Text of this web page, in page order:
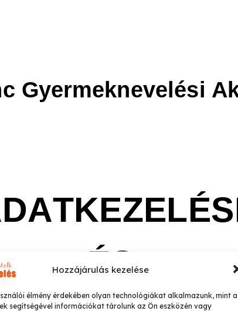
Hozzájárulás kezelése
élmény érdekében olyan technológiákat alkalmazunk, mint a
segítségével információkat tárolunk az Ön eszközén vagy